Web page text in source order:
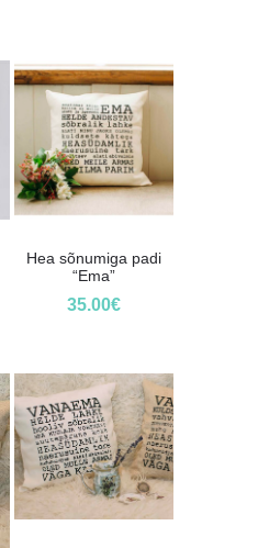
Hea sõnumiga padi
“Ema”
35.00€